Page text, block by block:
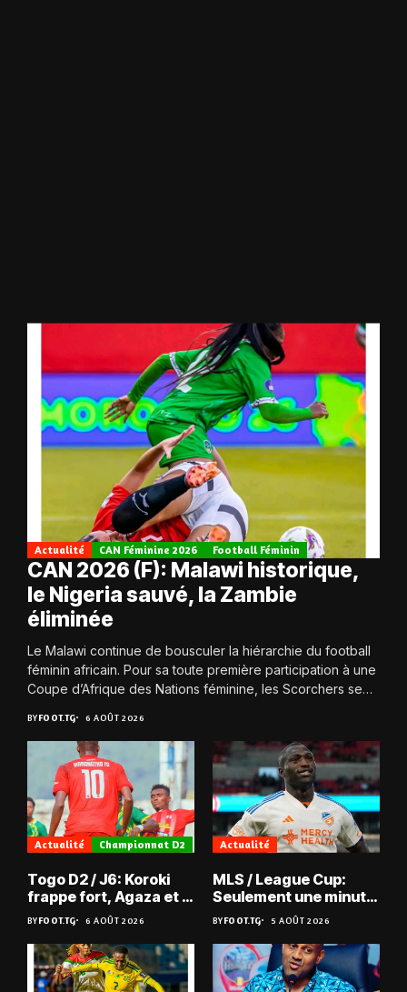
Actualité CAN Féminine 2026 Football Féminin
CAN 2026 (F): Malawi historique,
le Nigeria sauvé, la Zambie
éliminée
Le Malawi continue de bousculer la hiérarchie du football
féminin africain. Pour sa toute première participation à une
Coupe d’Afrique des Nations féminine, les Scorchers se
BYFOOT.TG 6 AOÛT 2026
Actualité Championnat D2
Togo D2 / J6: Koroki
frappe fort, Agaza et la
JCA assurent,
suspense avant Sara
FC – Doumbé FC
BYFOOT.TG 6 AOÛT 2026
Actualité
MLS / League Cup:
Seulement une minute
de jeu pour Kévin
Denkey
BYFOOT.TG 5 AOÛT 2026